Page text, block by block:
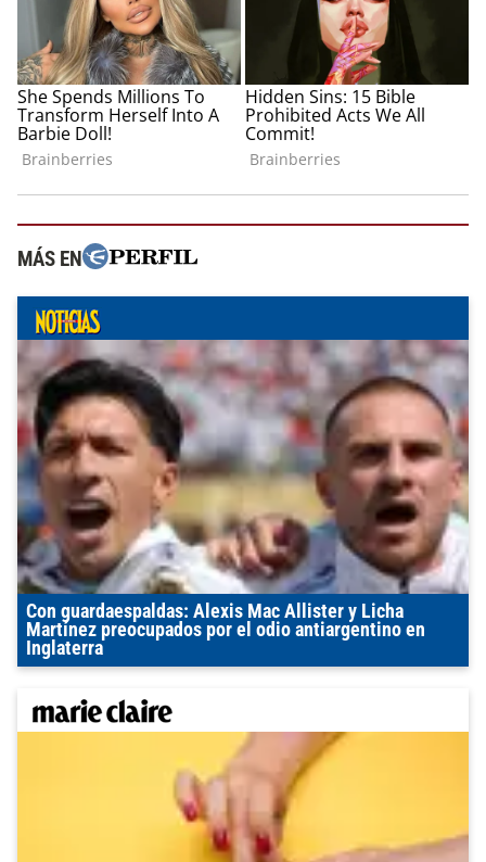
MÁS EN
Con guardaespaldas: Alexis Mac Allister y Licha
Martínez preocupados por el odio antiargentino en
Inglaterra